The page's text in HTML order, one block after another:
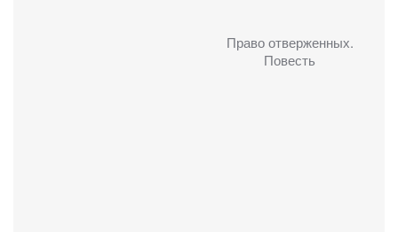
Право отверженных.
Повесть